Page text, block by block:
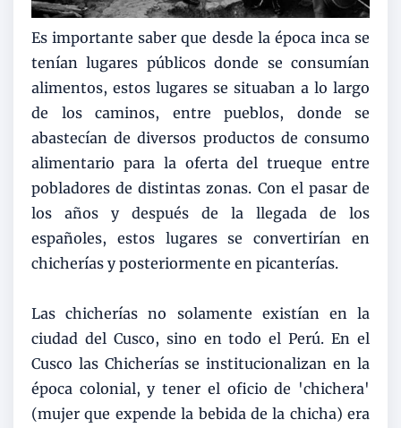
Es importante saber que desde la época inca se
tenían lugares públicos donde se consumían
alimentos, estos lugares se situaban a lo largo
de los caminos, entre pueblos, donde se
abastecían de diversos productos de consumo
alimentario para la oferta del trueque entre
pobladores de distintas zonas. Con el pasar de
los años y después de la llegada de los
españoles, estos lugares se convertirían en
chicherías y posteriormente en picanterías.
Las chicherías no solamente existían en la
ciudad del Cusco, sino en todo el Perú. En el
Cusco las Chicherías se institucionalizan en la
época colonial, y tener el oficio de 'chichera'
(mujer que expende la bebida de la chicha) era